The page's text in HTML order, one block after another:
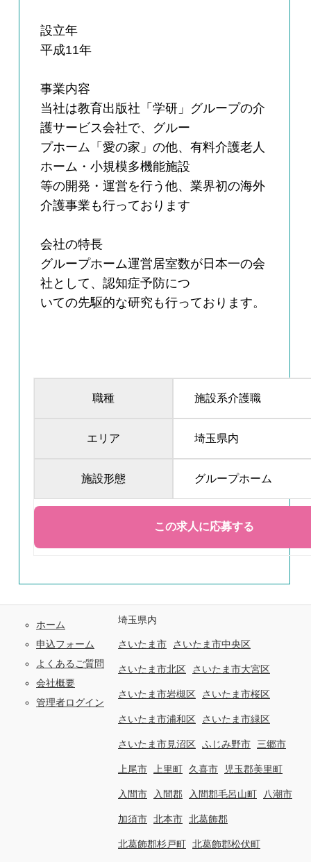
設立年
平成11年
事業内容
当社は教育出版社「学研」グループの介
護サービス会社で、グルー
プホーム「愛の家」の他、有料介護老人
ホーム・小規模多機能施設
等の開発・運営を行う他、業界初の海外
介護事業も行っております
会社の特長
グループホーム運営居室数が日本一の会
社として、認知症予防につ
いての先駆的な研究も行っております。
職種 施設系介護職
エリア 埼玉県内
施設形態 グループホーム
ホーム
申込フォーム
よくあるご質問
会社概要
管理者ログイン
埼玉県内
さいたま市 さいたま市中央区
さいたま市北区 さいたま市大宮区
さいたま市岩槻区 さいたま市桜区
さいたま市浦和区 さいたま市緑区
さいたま市見沼区 ふじみ野市 三郷市
上尾市 上里町 久喜市 児玉郡美里町
入間市 入間郡 入間郡毛呂山町 八潮市
加須市 北本市 北葛飾郡
北葛飾郡杉戸町 北葛飾郡松伏町